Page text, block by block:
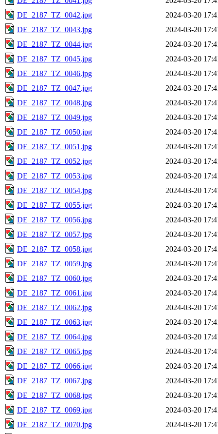
DE_2187_TZ_0042.jpg
2024-03-20
DE_2187_TZ_0043.jpg
2024-03-20
DE_2187_TZ_0044.jpg
2024-03-20
DE_2187_TZ_0045.jpg
2024-03-20
DE_2187_TZ_0046.jpg
2024-03-20
DE_2187_TZ_0047.jpg
2024-03-20
DE_2187_TZ_0048.jpg
2024-03-20
DE_2187_TZ_0049.jpg
2024-03-20
DE_2187_TZ_0050.jpg
2024-03-20
DE_2187_TZ_0051.jpg
2024-03-20
DE_2187_TZ_0052.jpg
2024-03-20
DE_2187_TZ_0053.jpg
2024-03-20
DE_2187_TZ_0054.jpg
2024-03-20
DE_2187_TZ_0055.jpg
2024-03-20
DE_2187_TZ_0056.jpg
2024-03-20
DE_2187_TZ_0057.jpg
2024-03-20
DE_2187_TZ_0058.jpg
2024-03-20
DE_2187_TZ_0059.jpg
2024-03-20
DE_2187_TZ_0060.jpg
2024-03-20
DE_2187_TZ_0061.jpg
2024-03-20
DE_2187_TZ_0062.jpg
2024-03-20
DE_2187_TZ_0063.jpg
2024-03-20
DE_2187_TZ_0064.jpg
2024-03-20
DE_2187_TZ_0065.jpg
2024-03-20
DE_2187_TZ_0066.jpg
2024-03-20
DE_2187_TZ_0067.jpg
2024-03-20
DE_2187_TZ_0068.jpg
2024-03-20
DE_2187_TZ_0069.jpg
2024-03-20
DE_2187_TZ_0070.jpg
2024-03-20